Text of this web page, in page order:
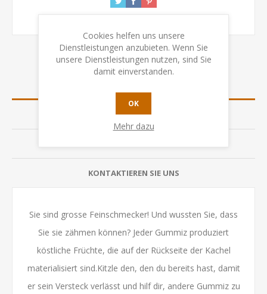
SPEZIFIKATION
KONTAKTIEREN SIE UNS
Sie sind grosse Feinschmecker! Und wussten Sie, dass
Sie sie zähmen können? Jeder Gummiz produziert
köstliche Früchte, die auf der Rückseite der Kachel
materialisiert sind.Kitzle den, den du bereits hast, damit
er sein Versteck verlässt und hilf dir, andere Gummiz zu
Cookies helfen uns unsere
Dienstleistungen anzubieten. Wenn Sie
unsere Dienstleistungen nutzen, sind Sie
damit einverstanden.
OK
Mehr dazu